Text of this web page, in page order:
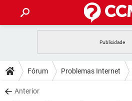
CELULAR
OUTLOOK
DICAS
JOGOS
DOWNLOADS
Fórum Problemas Internet
Anterior